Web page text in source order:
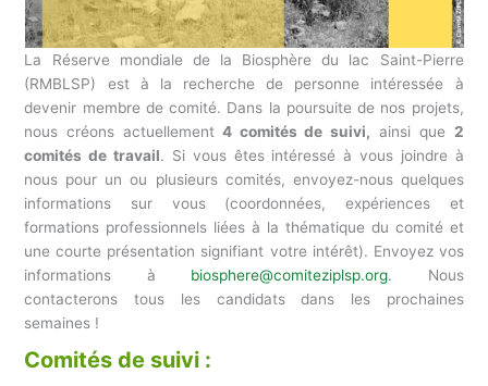
La Réserve mondiale de la Biosphère du lac Saint-Pierre
(RMBLSP) est à la recherche de personne intéressée à
devenir membre de comité. Dans la poursuite de nos projets,
nous créons actuellement 4 comités de suivi, ainsi que 2
comités de travail. Si vous êtes intéressé à vous joindre à
nous pour un ou plusieurs comités, envoyez-nous quelques
informations sur vous (coordonnées, expériences et
formations professionnels liées à la thématique du comité et
une courte présentation signifiant votre intérêt). Envoyez vos
informations à biosphere@comiteziplsp.org. Nous
contacterons tous les candidats dans les prochaines
semaines !
Comités de suivi :